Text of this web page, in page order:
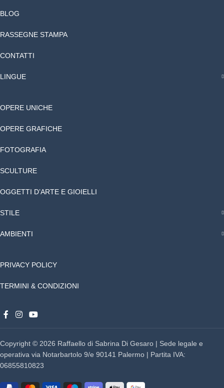
BLOG
RASSEGNE STAMPA
CONTATTI
LINGUE
OPERE UNICHE
OPERE GRAFICHE
FOTOGRAFIA
SCULTURE
OGGETTI D’ARTE E GIOIELLI
STILE
AMBIENTI
PRIVACY POLICY
TERMINI & CONDIZIONI
Copyright © 2026 Raffaello di Sabrina Di Gesaro | Sede legale e
operativa via Notarbartolo 9/e 90141 Palermo | Partita IVA:
06855810823